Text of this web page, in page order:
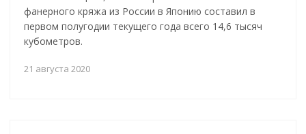
фанерного кряжа из России в Японию составил в
первом полугодии текущего года всего 14,6 тысяч
кубометров.
21 августа 2020